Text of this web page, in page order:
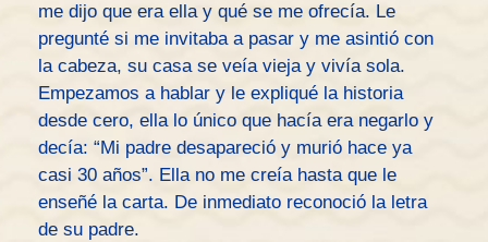
me dijo que era ella y qué se me ofrecía. Le
pregunté si me invitaba a pasar y me asintió con
la cabeza, su casa se veía vieja y vivía sola.
Empezamos a hablar y le expliqué la historia
desde cero, ella lo único que hacía era negarlo y
decía: “Mi padre desapareció y murió hace ya
casi 30 años”. Ella no me creía hasta que le
enseñé la carta. De inmediato reconoció la letra
de su padre.